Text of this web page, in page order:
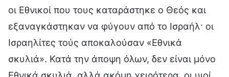
οι Εθνικοί που τους καταράστηκε ο Θεός και
εξαναγκάστηκαν να φύγουν από το Ισραήλ· οι
Ισραηλίτες τούς αποκαλούσαν «Εθνικά
σκυλιά». Κατά την άποψη όλων, δεν είναι μόνο